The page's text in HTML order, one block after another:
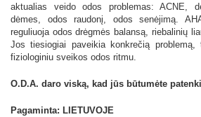
aktualias veido odos problemas: ACNE,
dėmes, odos raudonį, odos senėjimą.
reguliuoja odos drėgmės balansą, riebalinių
Jos tiesiogiai paveikia konkrečią problemą,
fiziologiniu sveikos odos ritmu.
O.D.A. daro viską, kad jūs būtumėte
Pagaminta: LIETUVOJE